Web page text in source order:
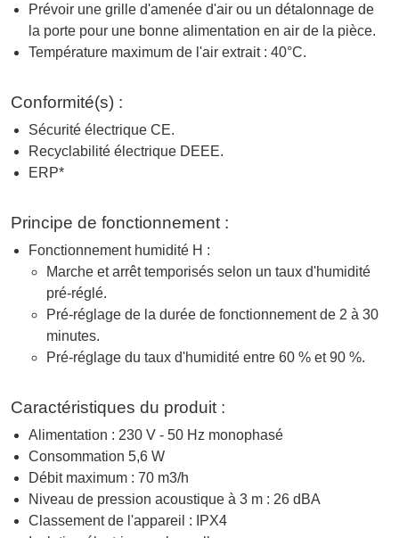
Prévoir une grille d'amenée d'air ou un détalonnage de
la porte pour une bonne alimentation en air de la pièce.
Température maximum de l'air extrait : 40°C.
Conformité(s) :
Sécurité électrique CE.
Recyclabilité électrique DEEE.
ERP*
Principe de fonctionnement :
Fonctionnement humidité H :
Marche et arrêt temporisés selon un taux d'humidité
pré-réglé.
Pré-réglage de la durée de fonctionnement de 2 à 30
minutes.
Pré-réglage du taux d'humidité entre 60 % et 90 %.
Caractéristiques du produit :
Alimentation : 230 V - 50 Hz monophasé
Consommation 5,6 W
Débit maximum : 70 m3/h
Niveau de pression acoustique à 3 m : 26 dBA
Classement de l'appareil : IPX4